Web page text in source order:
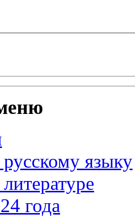
языку
года